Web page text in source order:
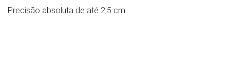
Precisão absoluta de até 2,5 cm.